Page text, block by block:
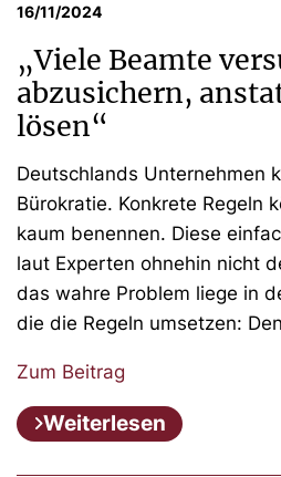
16/11/2024
„Viele Beamte
abzusichern,
lösen“
Deutschlands Unternehmen
Bürokratie. Konkrete Regeln
kaum benennen. Diese
laut Experten ohnehin nicht
das wahre Problem liege in
die die Regeln umsetzen:
Zum Beitrag
Weiterlesen